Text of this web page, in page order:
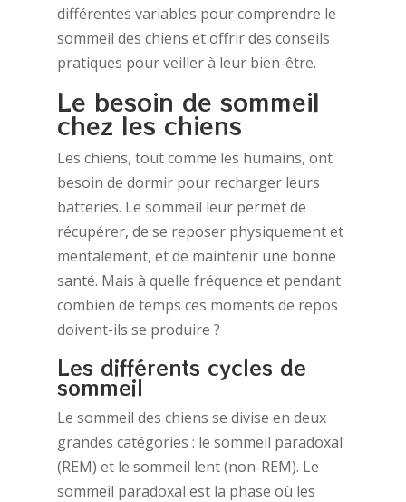
différentes variables pour comprendre le
sommeil des chiens et offrir des conseils
pratiques pour veiller à leur bien-être.
Le besoin de sommeil
chez les chiens
Les chiens, tout comme les humains, ont
besoin de dormir pour recharger leurs
batteries. Le sommeil leur permet de
récupérer, de se reposer physiquement et
mentalement, et de maintenir une bonne
santé. Mais à quelle fréquence et pendant
combien de temps ces moments de repos
doivent-ils se produire ?
Les différents cycles de
sommeil
Le sommeil des chiens se divise en deux
grandes catégories : le sommeil paradoxal
(REM) et le sommeil lent (non-REM). Le
sommeil paradoxal est la phase où les